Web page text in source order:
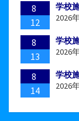
8
12
学校
2026
8
13
学校
2026
8
14
学校
2026